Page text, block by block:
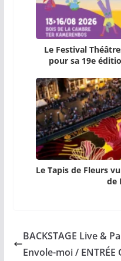
Le Festival
pour sa 19e
Le Tapis de Fleurs
de
BACKSTAGE Live &
Envole-moi / ENTRÉE